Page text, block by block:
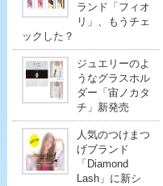
ランド「フィオ
リ」、もうチェ
ックした？
ジュエリーのよ
うなグラスホル
ダー「宙ノカタ
チ」新発売
人気のつけまつ
げブランド
「Diamond
Lash」に新シ